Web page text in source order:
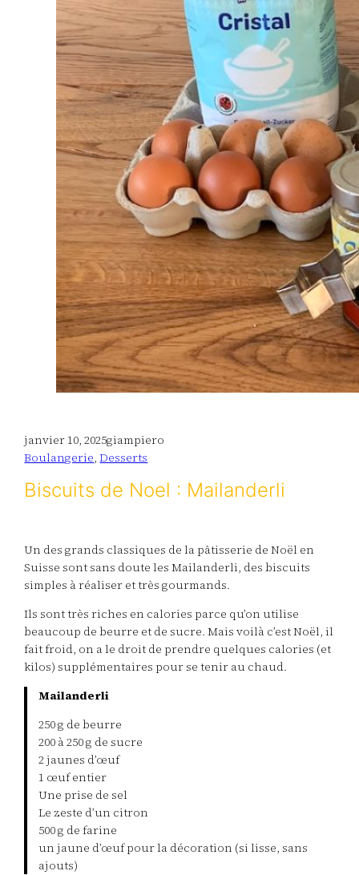
janvier 10, 2025giampiero
Boulangerie, Desserts
Biscuits de Noel : Mailanderli
Un des grands classiques de la pâtisserie de Noël en
Suisse sont sans doute les Mailanderli, des biscuits
simples à réaliser et très gourmands.
Ils sont très riches en calories parce qu’on utilise
beaucoup de beurre et de sucre. Mais voilà c’est Noël, il
fait froid, on a le droit de prendre quelques calories (et
kilos) supplémentaires pour se tenir au chaud.
Mailanderli
250 g de beurre
200 à 250 g de sucre
2 jaunes d’œuf
1 œuf entier
Une prise de sel
Le zeste d’un citron
500 g de farine
un jaune d’œuf pour la décoration (si lisse, sans
ajouts)